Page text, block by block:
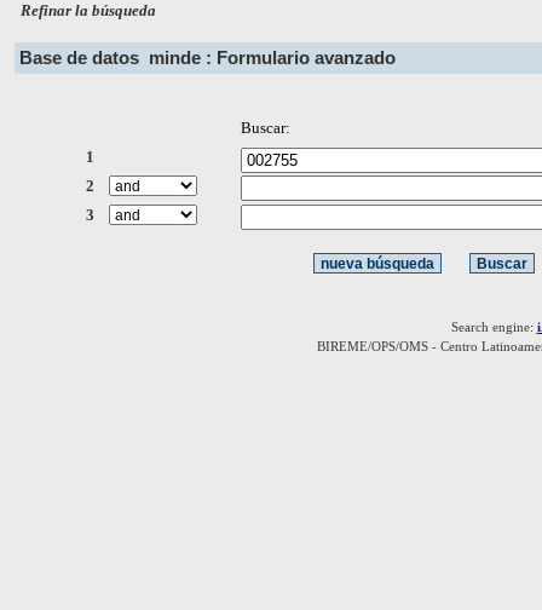
Refinar la búsqueda
Base de datos minde : Formulario avanzado
Buscar:
1
2
3
Search engine:
BIREME/OPS/OMS - Centro